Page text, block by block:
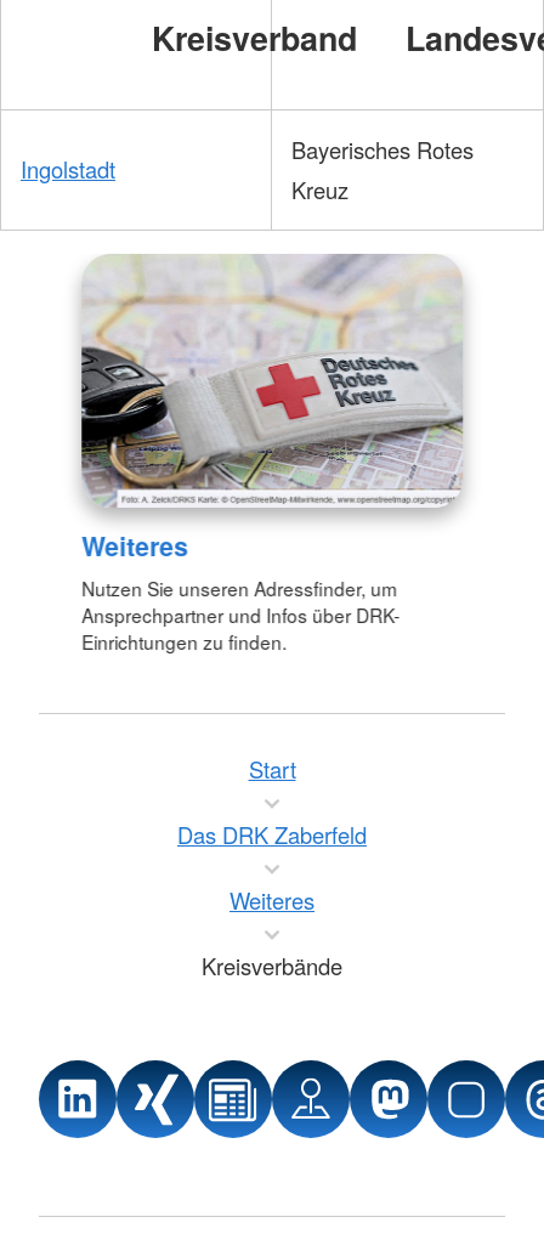
Kreisverband
Ingolstadt
Bayerisches Rotes
Kreuz
Weiteres
Nutzen Sie unseren Adressfinder, um
Ansprechpartner und Infos über DRK-
Einrichtungen zu finden.
Start
Das DRK Zaberfeld
Weiteres
Kreisverbände